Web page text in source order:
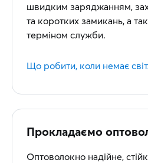
швидким заряджанням,
та коротких замикань, а
терміном служби.
Що робити, коли немає
Прокладаємо
Оптоволокно надійне,